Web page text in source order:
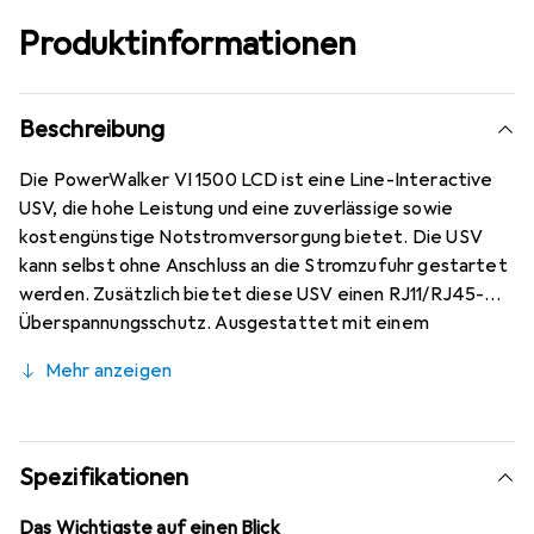
Produktinformationen
Beschreibung
Die PowerWalker VI 1500 LCD ist eine Line-Interactive
USV, die hohe Leistung und eine zuverlässige sowie
kostengünstige Notstromversorgung bietet. Die USV
kann selbst ohne Anschluss an die Stromzufuhr gestartet
werden. Zusätzlich bietet diese USV einen RJ11/RJ45-
Überspannungsschutz. Ausgestattet mit einem
saubere und stabile Leistung für die angeschlossenen
zu Hause oder für kleine Firmenanwendungen.
Mehr anzeigen
Spezifikationen
Das Wichtigste auf einen Blick